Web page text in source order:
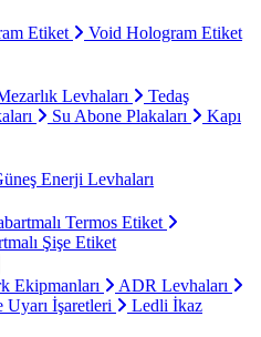
Etiket
Void Hologram Etiket
Levhaları
Tedaş
Su Abone Plakaları
Kapı
Enerji Levhaları
Termos Etiket
Şişe Etiket
Ekipmanları
ADR Levhaları
Uyarı İşaretleri
Ledli İkaz